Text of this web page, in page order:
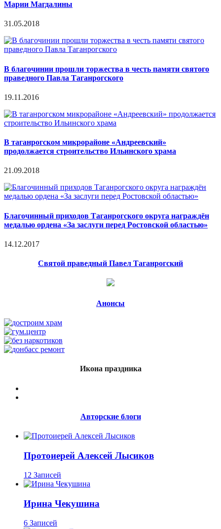
Марии Магдалины
31.05.2018
В благочинии прошли торжества в честь памяти святого
праведного Павла Таганрогского
19.11.2016
В таганрогском микрорайоне «Андреевский»
продолжается строительство Ильинского храма
21.09.2018
Благочинный приходов Таганрогского округа награждён
медалью ордена «За заслуги перед Ростовской областью»
14.12.2017
Святой праведный Павел Таганрогский
Анонсы
Икона праздника
Авторские блоги
Протоиерей Алексей Лысиков
12 Записей
Ирина Чекушина
6 Записей